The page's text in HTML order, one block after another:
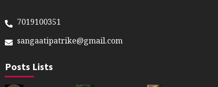
7019100351
sangaatipatrike@gmail.com
Posts Lists